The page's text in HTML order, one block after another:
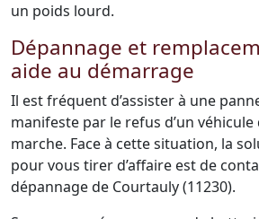
un poids lourd.
Dépannage et
aide au démarrage
Il est fréquent d’assister à une
manifeste par le refus d’un
marche. Face à cette situation, la
pour vous tirer d’affaire est de
dépannage de Courtauly (11230).